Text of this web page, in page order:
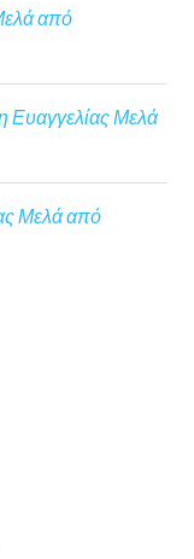
από
Ευαγγελίας Μελά
Μελά από